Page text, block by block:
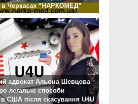
в Черкасах “НАРКОМЕД”
адвокат Альона Шевцова
легальні способи
США після скасування U4U